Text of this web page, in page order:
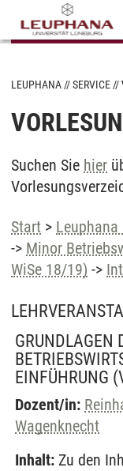
LEUPHANA SERVICE
Suchen Sie hier
Start >
-> Minor
WiSe 18/19) ->
GRUNDLAGEN
EINFÜHRUNG
Dozent/in:
Wagenknecht
Inhalt: Zu den